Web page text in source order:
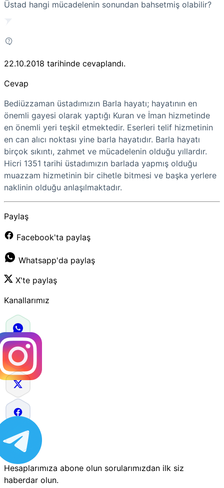
Üstad hangi mücadelenin sonundan bahsetmiş olabilir?
22.10.2018 tarihinde cevaplandı.
Cevap
Bediüzzaman üstadımızın Barla hayatı; hayatının en
önemli gayesi olarak yaptığı Kuran ve İman hizmetinde
en önemli yeri teşkil etmektedir. Eserleri telif hizmetinin
en can alıcı noktası yine barla hayatıdır. Barla hayatı
birçok sıkıntı, zahmet ve mücadelenin olduğu yıllardır.
Hicri 1351 tarihi üstadımızın barlada yapmış olduğu
muazzam hizmetinin bir cihetle bitmesi ve başka yerlere
naklinin olduğu anlaşılmaktadır.
Paylaş
Facebook'ta paylaş
Whatsapp'da paylaş
X'te paylaş
Kanallarımız
Hesaplarımıza abone olun sorularımızdan ilk siz
haberdar olun.